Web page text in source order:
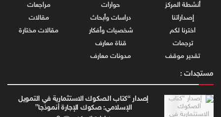
أنشطة المركز
إصداراتنا
اخترنا لكم
ترجمات
تقدير موقف
حوارات
دراسات وأبحاث
شخصيات وأفكار
قناة معارف
مدونات معارف
مراجعات
مقالات
مقالات مختارة
مستجدات :
إصدار “كتاب الصكوك الاستثمارية في التمويل
الإسلامي: صكوك الإجارة أنموذجا”